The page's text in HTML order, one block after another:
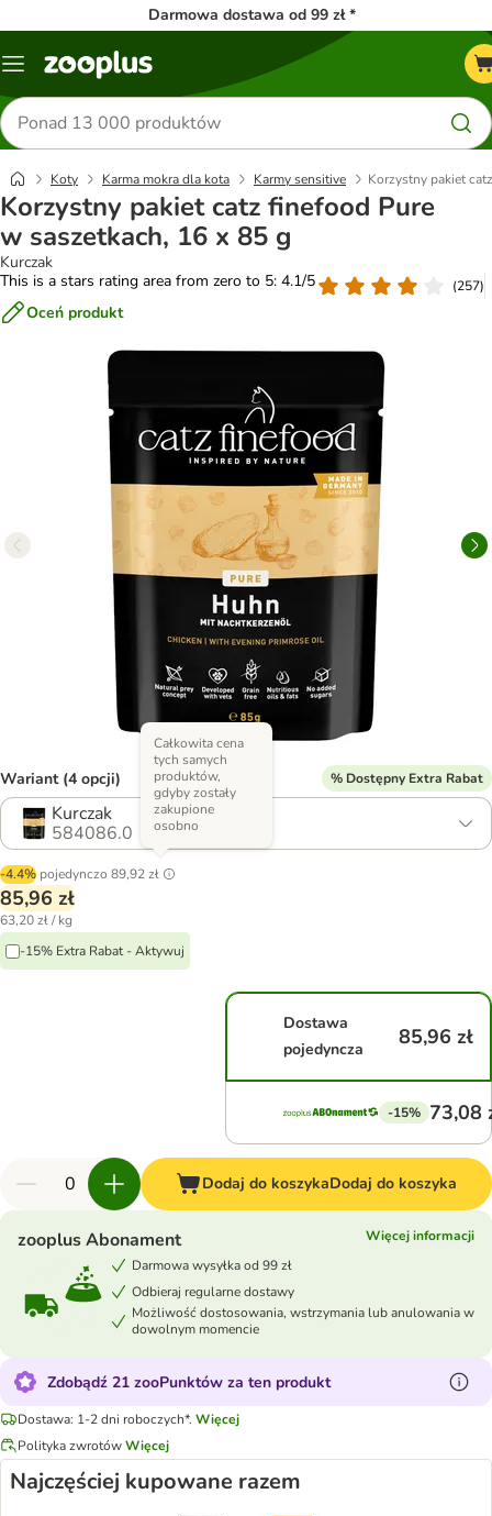
Darmowa dostawa od 99 zł *
Menu
Szukaj
produktów
Koty Karma mokra dla kota Karmy sensitive Korzystny pakiet
Korzystny pakiet catz finefood Pure
w saszetkach, 16 x 85 g
Kurczak
This is a stars rating area from zero to 5: 4.1/5
(257)
Oceń produkt
Wariant (4 opcji) % Dostępny Extra Rabat
Kurczak
584086.0
-4.4% pojedynczo 89,92 zł
Całkowita cena
tych samych
produktów,
gdyby zostały
zakupione
osobno
85,96 zł
63,20 zł / kg
-15% Extra Rabat - Aktywuj
Dostawa
pojedyncza
85,96 zł
-15% 73,08
Dodaj do koszykaDodaj do koszyka
zooplus Abonament
Więcej informacji
Darmowa wysyłka od 99 zł
Odbieraj regularne dostawy
Możliwość dostosowania, wstrzymania lub anulowania w
dowolnym momencie
Zdobądź 21 zooPunktów za ten produkt
Dostawa: 1-2 dni roboczych*. Więcej
Polityka zwrotówWięcej
Najczęściej kupowane razem